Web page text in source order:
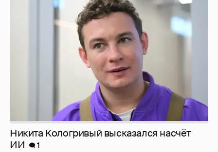
Никита Кологривый высказался насчёт
ИИ
1